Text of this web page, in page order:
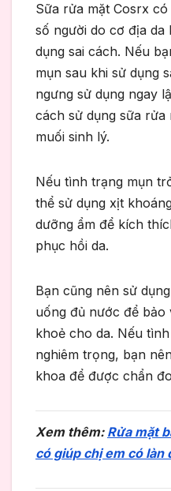
Sữa rửa mặt Cosrx
số người do cơ địa
dụng sai cách. Nếu
mụn sau khi sử dụng
ngưng sử dụng ngay
cách sử dụng sữa
muối sinh lý.
Nếu tình trạng mụn
thể sử dụng xịt
dưỡng ẩm để kích
phục hồi da.
Bạn cũng nên sử
uống đủ nước để bảo
khoẻ cho da. Nếu
nghiêm trọng, bạn
khoa để được chẩn
Xem thêm: Rửa mặt
có giúp chị em có làn